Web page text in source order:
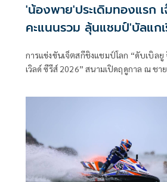
'น้องพาย'ประเดิมทองแรก
คะแนนรวม ลุ้นแชมป์'บัลแก
ปรีซ์2026'
การแข่งขันเจ็ตสกีชิงแชมป์โลก “ดับเบิลยู
เวิลด์ ซีรีส์ 2026” สนามเปิดฤดูกาล ณ ชา
ประกาศศักดาบนเวทีโลกได้อย่างน่าปร